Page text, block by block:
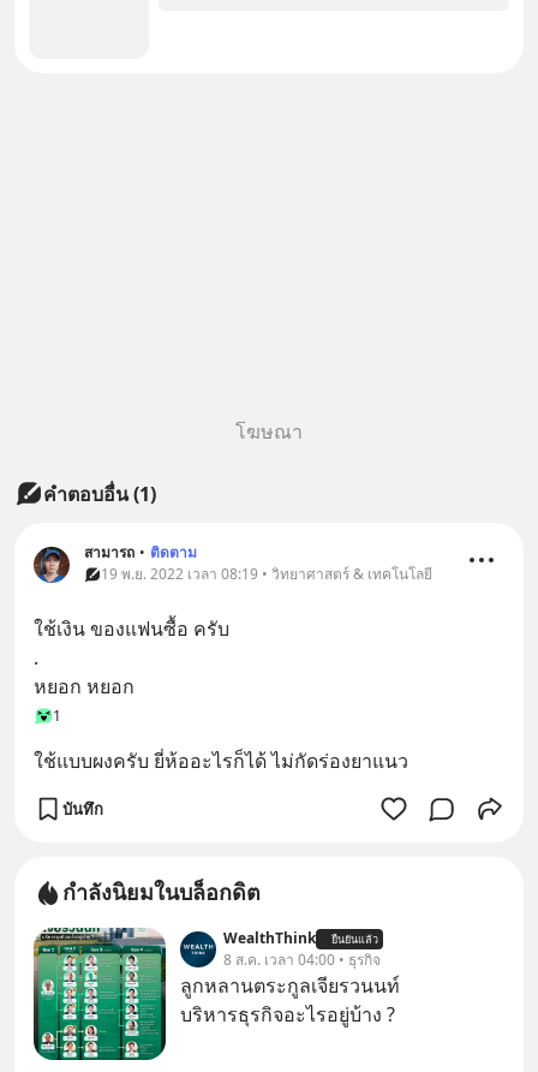
โฆษณา
คำตอบอื่น(1)
สามารถ • ติดตาม
19 พ.ย. 2022 เวลา 08:19 • วิทยาศาสตร์ & เทคโนโลยี
ใช้เงิน ของแฟนซื้อ ครับ
.
หยอก หยอก
1
ใช้แบบผงครับ ยี่ห้ออะไรก็ได้ ไม่กัดร่องยาแนว
บันทึก
กำลังนิยมในบล็อกดิต
WealthThink ยืนยันแล้ว
8 ส.ค. เวลา 04:00 • ธุรกิจ
ลูกหลานตระกูลเจียรวนนท์
บริหารธุรกิจอะไรอยู่บ้าง ?